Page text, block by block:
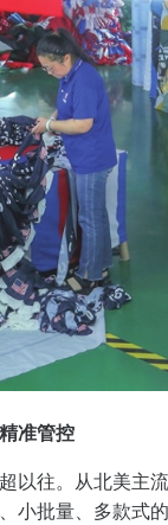
准管控
以往。从北美主
小批量、多款式